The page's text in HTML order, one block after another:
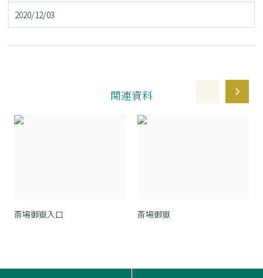
2020/12/03
関連資料
斎場御嶽入口 斎場御嶽